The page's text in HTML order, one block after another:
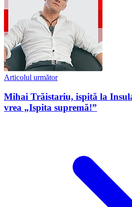
Articolul următor
Mihai Trăistariu, ispită la
vrea „Ispita supremă!”